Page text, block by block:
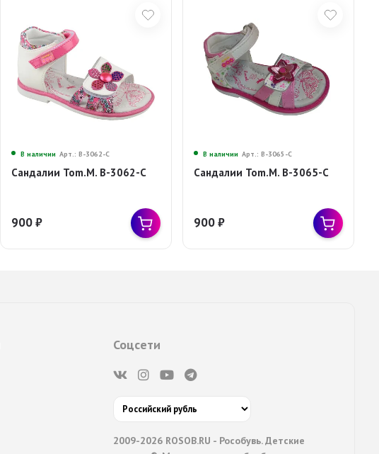
В наличии Арт.: B-3062-C
Сандалии Tom.M. B-3062-C
900₽
В наличии Арт.: B-3065-C
Сандалии Tom.M. B-3065-C
900₽
Соцсети
2009-2026 ROSOB.RU - Рособувь. Детские